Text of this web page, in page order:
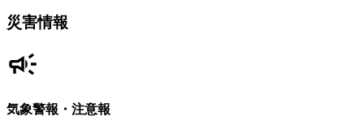
災害情報
気象警報・注意報